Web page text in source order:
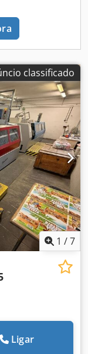
classificado
1 /7
Ligar